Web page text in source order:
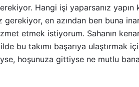
Hangi işi yaparsanız
en azından ben buna
etmek istiyorum. Sahanın
bu takımı başarıya ulaştırmak
hoşunuza gittiyse ne mutlu